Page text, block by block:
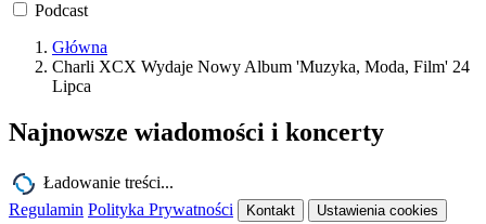
Podcast
Główna
Charli XCX Wydaje Nowy Album 'Muzyka, Moda, Film' 24
Lipca
Najnowsze wiadomości i koncerty
Ładowanie treści...
Regulamin Polityka Prywatności Kontakt Ustawienia cookies